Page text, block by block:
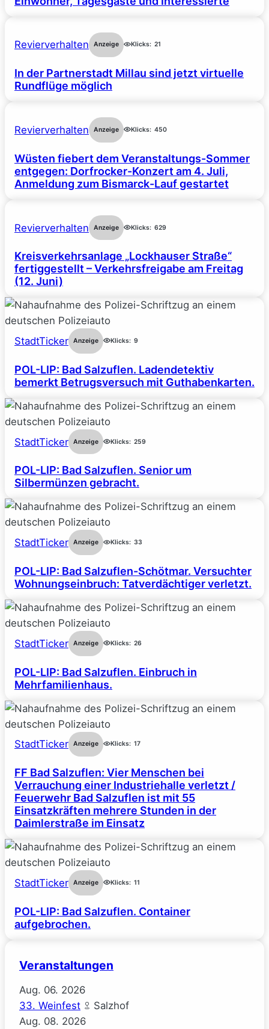
Revierverhalten Anzeige Klicks: 21
In der Partnerstadt Millau sind jetzt virtuelle
Rundflüge möglich
Revierverhalten Anzeige Klicks: 450
Wüsten fiebert dem Veranstaltungs-Sommer
entgegen: Dorfrocker-Konzert am 4. Juli,
Anmeldung zum Bismarck-Lauf gestartet
Revierverhalten Anzeige Klicks: 629
Kreisverkehrsanlage „Lockhauser Straße“
fertiggestellt – Verkehrsfreigabe am Freitag
(12. Juni)
StadtTicker Anzeige Klicks: 9
POL-LIP: Bad Salzuflen. Ladendetektiv
bemerkt Betrugsversuch mit Guthabenkarten.
StadtTicker Anzeige Klicks: 259
POL-LIP: Bad Salzuflen. Senior um
Silbermünzen gebracht.
StadtTicker Anzeige Klicks: 33
POL-LIP: Bad Salzuflen-Schötmar. Versuchter
Wohnungseinbruch: Tatverdächtiger verletzt.
StadtTicker Anzeige Klicks: 26
POL-LIP: Bad Salzuflen. Einbruch in
Mehrfamilienhaus.
StadtTicker Anzeige Klicks: 17
FF Bad Salzuflen: Vier Menschen bei
Verrauchung einer Industriehalle verletzt /
Feuerwehr Bad Salzuflen ist mit 55
Einsatzkräften mehrere Stunden in der
Daimlerstraße im Einsatz
StadtTicker Anzeige Klicks: 11
POL-LIP: Bad Salzuflen. Container
aufgebrochen.
Veranstaltungen
Aug. 06. 2026
33. Weinfest
Salzhof
Aug. 08. 2026